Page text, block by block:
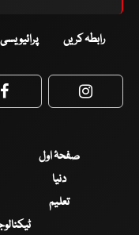
رابطہ کریں
Facebook
صفحۂ اول
دنیا
تعلیم